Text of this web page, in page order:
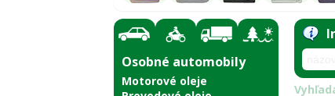
Osobné automobily
Motorové oleje